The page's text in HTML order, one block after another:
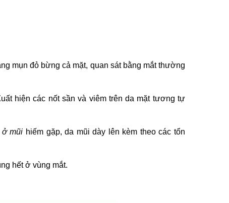
mụn đỏ bừng cả mặt, quan sát bằng mắt thường
hiện các nốt sần và viêm trên da mặt tương tự
ở mũi hiếm gặp, da mũi dày lên kèm theo các tổn
hết ở vùng mắt.